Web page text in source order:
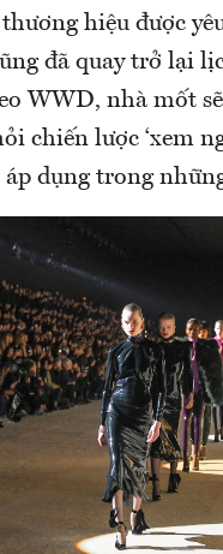
hiệu được
đã quay trở lại
WWD, nhà mốt
chiến lược ‘xem
áp dụng trong